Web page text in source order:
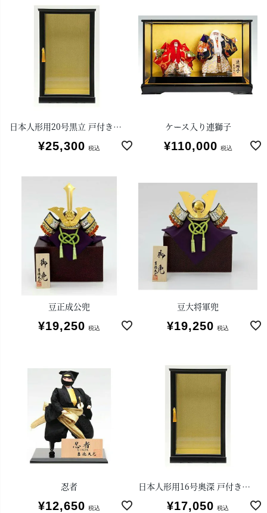
日本人形用20号黒立 戸付きガラスケース
¥25,300 税込
ケース入り連獅子
¥110,000 税込
豆正成公兜
¥19,250 税込
豆大将軍兜
¥19,250 税込
忍者
¥12,650 税込
日本人形用16号奥深 戸付きガラスケース
¥17,050 税込